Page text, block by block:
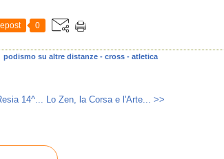
0
podismo su altre distanze - cross - atletica
14^... Lo Zen, la Corsa e l'Arte... >>